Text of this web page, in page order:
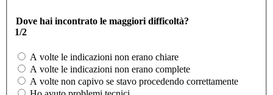
Dove hai incontrato le maggiori difficoltà?
1/2
A volte le indicazioni non erano chiare
A volte le indicazioni non erano complete
A volte non capivo se stavo procedendo correttamente